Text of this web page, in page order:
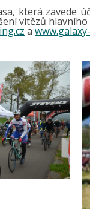
která zavede
vítězů
a